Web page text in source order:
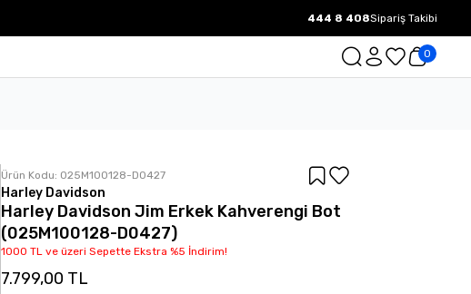
1000 TL ve üzeri Ücretsiz Kargo.
444 8 408Sipariş Takibi
0
Ürün Kodu: 025M100128-D0427
Harley Davidson
Harley Davidson Jim Erkek Kahverengi Bot
(025M100128-D0427)
1000 TL ve üzeri Sepette Ekstra %5 İndirim!
7.799,00 TL